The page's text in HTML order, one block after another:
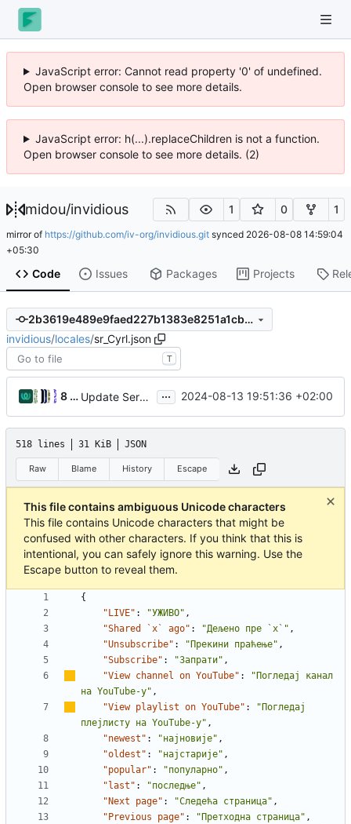
JavaScript error: Cannot read property '0' of undefined.
Open browser console to see more details.
JavaScript error: h(...).replaceChildren is not a function.
Open browser console to see more details. (2)
midou/invidious 1 0 1
mirror of https://github.com/iv-org/invidious.git synced 2026-08-08 14:59:04
+05:30
Code Issues Packages Projects
2b3619e489e9faed227b1383e8251a1cb532a5ca
invidious/locales/sr_Cyrl.json
T
8 people Update Serbian (cyrillic) translation ... 2024-08-13 19:51:36 +02:00
518 lines 31 KiB JSON
Raw Blame History Escape
This file contains ambiguous Unicode characters
This file contains Unicode characters that might be
confused with other characters. If you think that this is
intentional, you can safely ignore this warning. Use the
Escape button to reveal them.
{
"LIVE" : "УЖИВО" ,
"Shared `x` ago" : "Дељено пре `x`" ,
"Unsubscribe" : "Прекини праћење" ,
"Subscribe" : "Запрати" ,
"View channel on YouTube" :
"Погледај канал
на YouTube-у" ,
"View playlist on YouTube" :
"Погледај
плејлисту на YouTube-у" ,
"newest" : "најновије" ,
"oldest" : "најстарије" ,
"popular" : "популарно" ,
"last" : "последње" ,
"Next page" : "Следећа страница" ,
"Previous page" : "Претходна страница" ,